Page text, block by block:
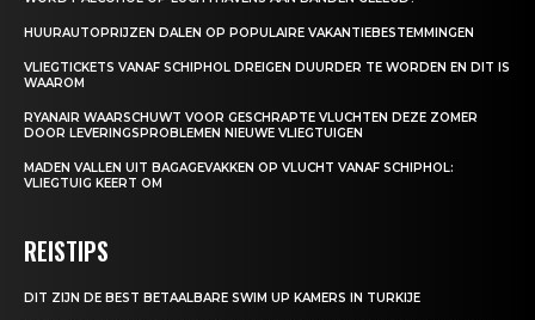
HUURAUTOPRIJZEN DALEN OP POPULAIRE VAKANTIEBESTEMMINGEN
VLIEGTICKETS VANAF SCHIPHOL DREIGEN DUURDER TE WORDEN EN DIT IS
WAAROM
RYANAIR WAARSCHUWT VOOR GESCHRAPTE VLUCHTEN DEZE ZOMER
DOOR LEVERINGSPROBLEMEN NIEUWE VLIEGTUIGEN
MADEN VALLEN UIT BAGAGEVAKKEN OP VLUCHT VANAF SCHIPHOL:
VLIEGTUIG KEERT OM
REISTIPS
DIT ZIJN DE BEST BETAALBARE SWIM UP KAMERS IN TURKIJE